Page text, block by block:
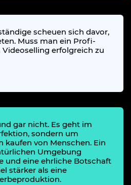
scheuen sich davor,
Muss man ein Profi-
erfolgreich zu
gar nicht. Es geht im
sondern um
kaufen von Menschen. Ein
Umgebung
und eine ehrliche Botschaft
stärker als eine